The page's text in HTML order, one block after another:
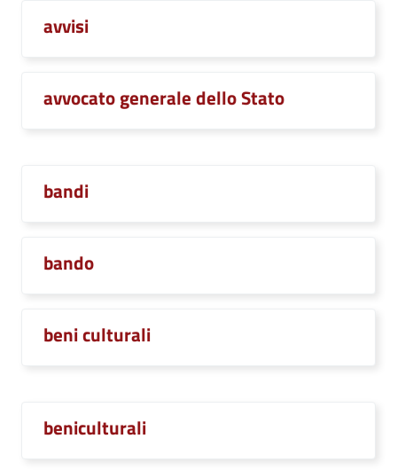
avvisi
avvocato generale dello Stato
bandi
bando
beni culturali
beniculturali